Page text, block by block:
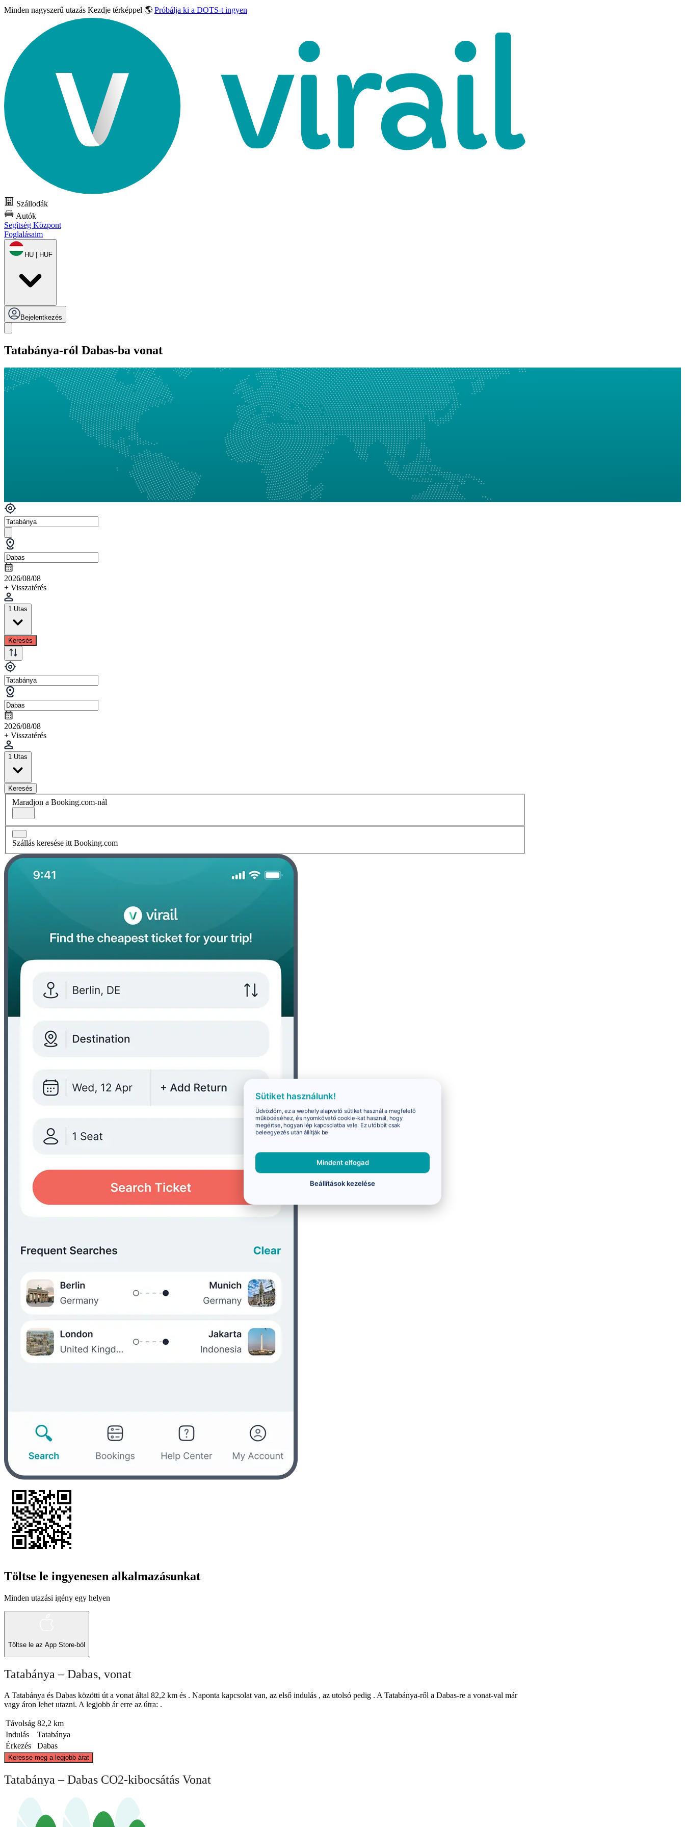
Minden nagyszerű utazás Kezdje térképpel 🌎 Próbálja ki a DOTS-t ingyen
Szállodák
Autók
Segítség Központ
Foglalásaim
HU | HUF
Bejelentkezés
Tatabánya-ról Dabas-ba vonat
2026/08/08
+ Visszatérés
1 Utas
Keresés
2026/08/08
+ Visszatérés
1 Utas
Keresés
Maradjon a Booking.com-nál
Szállás keresése itt Booking.com
Töltse le ingyenesen alkalmazásunkat
Minden utazási igény egy helyen
Töltse le az App Store-ból
Tatabánya – Dabas, vonat
A Tatabánya és Dabas közötti út a vonat által 82,2 km és . Naponta kapcsolat van, az első indulás , az utolsó pedig . A Tatabánya-ről a Dabas-re a vonat-val már
vagy áron lehet utazni. A legjobb ár erre az útra: .
Távolság 82,2 km
Indulás
Tatabánya
Érkezés
Dabas
Keresse meg a legjobb árat
Tatabánya – Dabas CO2-kibocsátás Vonat
Sütiket használunk!
Üdvözlöm, ez a webhely alapvető sütiket használ a megfelelő
működéséhez, és nyomkövető cookie-kat használ, hogy
megértse, hogyan lép kapcsolatba vele. Ez utóbbit csak
beleegyezés után állítják be.
Mindent elfogad
Beállítások kezelése